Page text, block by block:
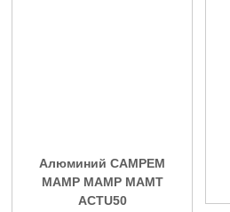
Алюминий CAMPEM
MAMP MAMP MAMT
ACTU50